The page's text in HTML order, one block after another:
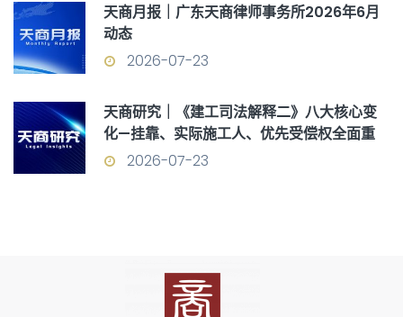
天商月报｜广东天商律师事务所2026年6月
动态
2026-07-23
天商研究｜《建工司法解释二》八大核心变
化—挂靠、实际施工人、优先受偿权全面重
构
2026-07-23